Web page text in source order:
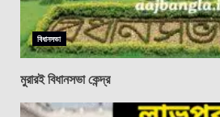
বিধানসভা
মুরারই বিধানসভা কেন্দ্র